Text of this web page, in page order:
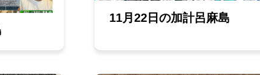
11月22日の加計呂麻島